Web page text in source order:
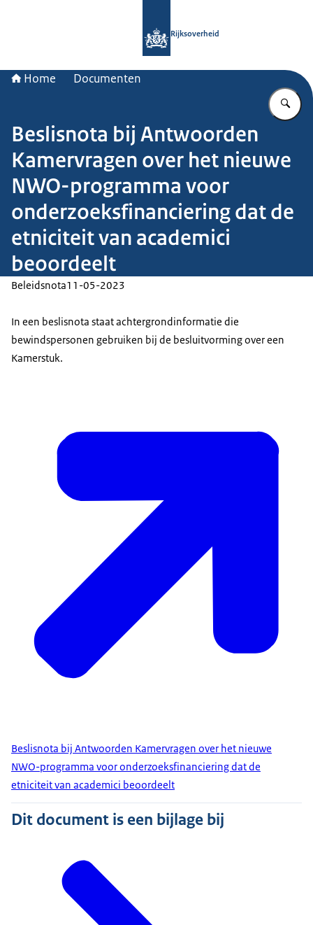
Rijksoverheid
Home Documenten
Beslisnota bij Antwoorden
Kamervragen over het nieuwe
NWO-programma voor
onderzoeksfinanciering dat de
etniciteit van academici
beoordeelt
Beleidsnota11-05-2023
In een beslisnota staat achtergrondinformatie die
bewindspersonen gebruiken bij de besluitvorming over een
Kamerstuk.
Beslisnota bij Antwoorden Kamervragen over het nieuwe
NWO-programma voor onderzoeksfinanciering dat de
etniciteit van academici beoordeelt
Dit document is een bijlage bij